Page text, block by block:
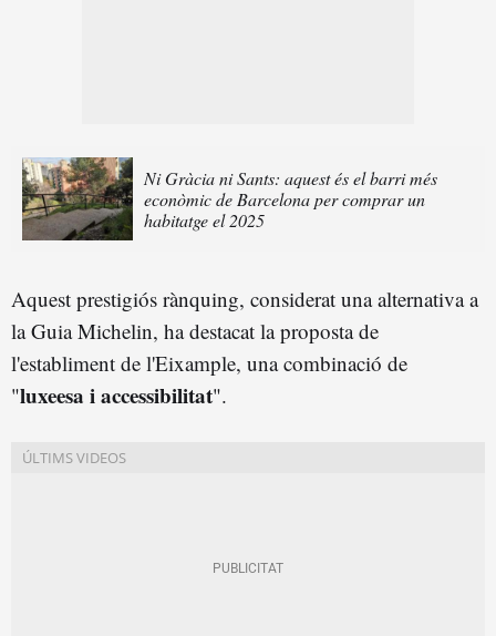
Ni Gràcia ni Sants: aquest és el barri més
econòmic de Barcelona per comprar un
habitatge el 2025
Aquest prestigiós rànquing, considerat una alternativa a
la Guia Michelin, ha destacat la proposta de
l'establiment de l'Eixample, una combinació de
"luxeesa i accessibilitat".